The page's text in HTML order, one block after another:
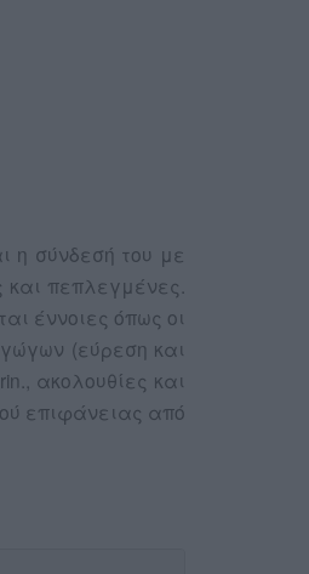
η σύνδεσή του με
πεπλεγμένες.
έννοιες όπως οι
(εύρεση και
ακολουθίες και
επιφάνειας από